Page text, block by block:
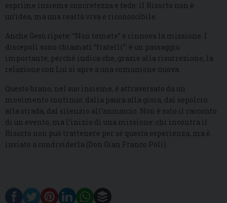
esprime insieme concretezza e fede: il Risorto non è
un’idea, ma una realtà viva e riconoscibile.
Anche Gesù ripete: “Non temete” e rinnova la missione. I
discepoli sono chiamati “fratelli”: è un passaggio
importante, perché indica che, grazie alla risurrezione, la
relazione con Lui si apre a una comunione nuova.
Questo brano, nel suo insieme, è attraversato da un
movimento continuo: dalla paura alla gioia, dal sepolcro
alla strada, dal silenzio all’annuncio. Non è solo il racconto
di un evento, ma l’inizio di una missione: chi incontra il
Risorto non può trattenere per sé questa esperienza, ma è
inviato a condividerla (Don Gian Franco Poli).